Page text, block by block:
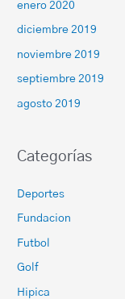
enero 2020
diciembre 2019
noviembre 2019
septiembre 2019
agosto 2019
Categorías
Deportes
Fundacion
Futbol
Golf
Hipica